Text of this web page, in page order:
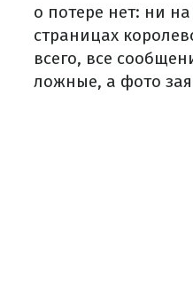
о потере нет: ни
страницах
всего, все
ложные, а фото